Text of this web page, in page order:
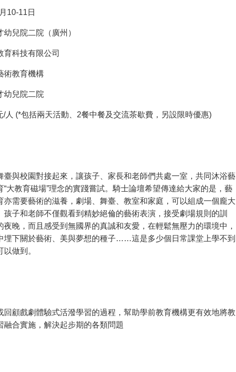
10-11日
幼兒院二院（廣州）
育科技有限公司
術教育機構
幼兒院二院
/人 (*包括兩天活動、2餐中餐及交流茶歇費，另設限時優惠)
臺與校園對接起來，讓孩子、家長和老師們共處一室，共同沐浴藝
大教育磁場”理念的實踐嘗試。騎士論壇希望傳達給大家的是，藝
亦需要藝術的滋養，劇場、舞臺、教室和家庭，可以組成一個龐大
子和老師不僅觀看到精妙絕倫的藝術表演，接受劇場規則的訓
晚，而且感受到無國界的真誠和友愛，在輕鬆無壓力的環境中，
埋下關於藝術、美與夢想的種子……這是多少個日常課堂上學不到
以做到。
回顧戲劇體驗式活潑學習的過程，幫助學前教育機構更有效地將教
融合實施，解決起步期的各類問題